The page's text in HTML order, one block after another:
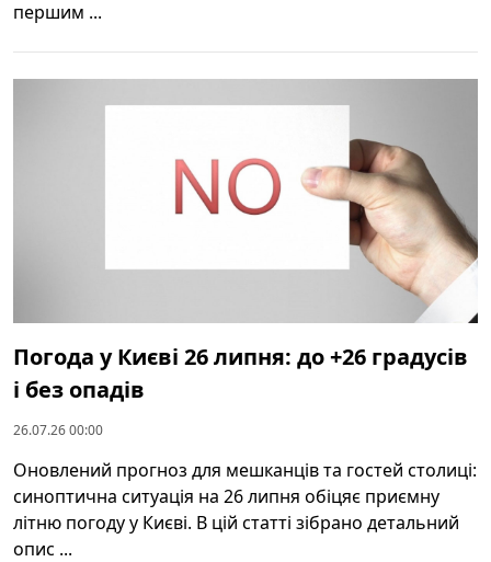
першим ...
Погода у Києві 26 липня: до +26 градусів
і без опадів
26.07.26 00:00
Оновлений прогноз для мешканців та гостей столиці:
синоптична ситуація на 26 липня обіцяє приємну
літню погоду у Києві. В цій статті зібрано детальний
опис ...